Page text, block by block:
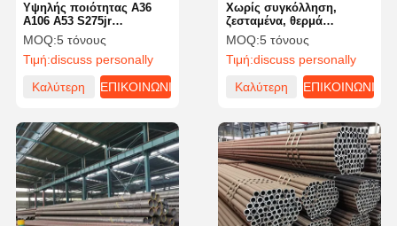
Χωρίς συγκόλληση,
ζεσταμένα, θερμά
κυλούμενα σωλήνες από
χάλυβα άνθρακα
MOQ:5 τόνους
Τιμή:discuss personally
Καλύτερη
ΕΠΙΚΟΙΝΩΝΙΑ
Υψηλής ποιότητας A36
A106 A53 S275jr
Στρογγυλό σωλήνα από
χάλυβα άνθρακα θερμό
και κρύο έλαση
MOQ:5 τόνους
Τιμή:discuss personally
Καλύτερη
ΕΠΙΚΟΙΝΩΝΙΑ